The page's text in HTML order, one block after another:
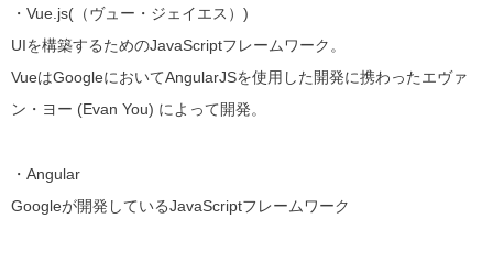
・Vue.js(（ヴュー・ジェイエス）)
UIを構築するためのJavaScriptフレームワーク。
VueはGoogleにおいてAngularJSを使用した開発に携わったエヴァ
ン・ヨー (Evan You) によって開発。
・Angular
Googleが開発しているJavaScriptフレームワーク